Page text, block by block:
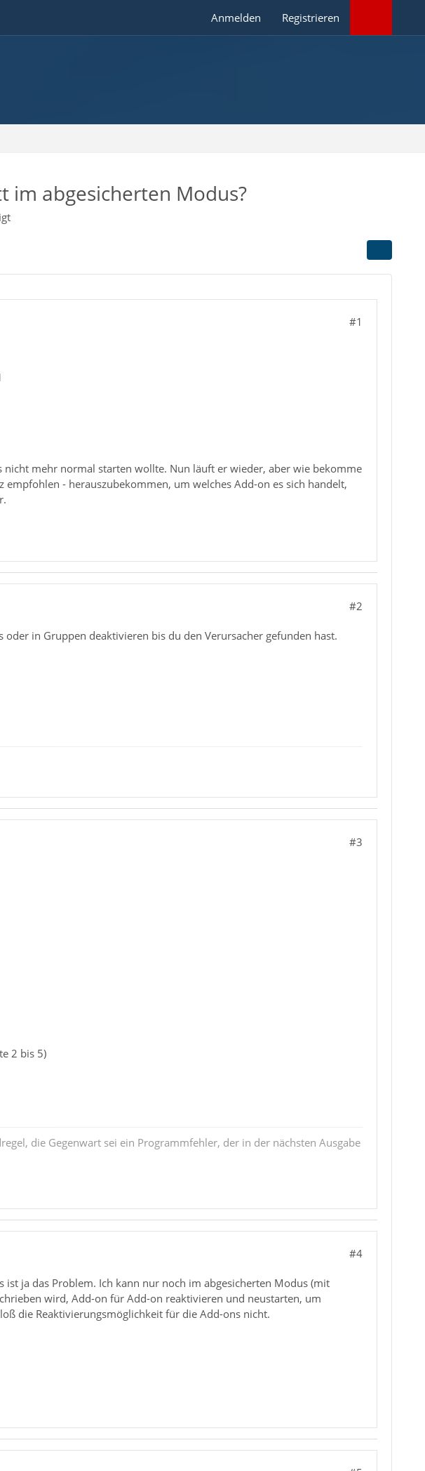
Anmelden Registrieren
im abgesicherten Modus?
#1
mehr normal starten wollte. Nun läuft er wieder, aber wie bekomme
- herauszubekommen, um welches Add-on es sich handelt,
#2
in Gruppen deaktivieren bis du den Verursacher gefunden hast.
#3
2 bis 5)
die Gegenwart sei ein Programmfehler, der in der nächsten Ausgabe
#4
ist ja das Problem. Ich kann nur noch im abgesicherten Modus (mit
wird, Add-on für Add-on reaktivieren und neustarten, um
die Reaktivierungsmöglichkeit für die Add-ons nicht.